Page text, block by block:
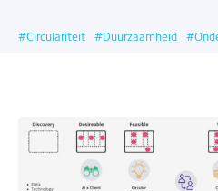
#Circulariteit #Duurzaamheid #